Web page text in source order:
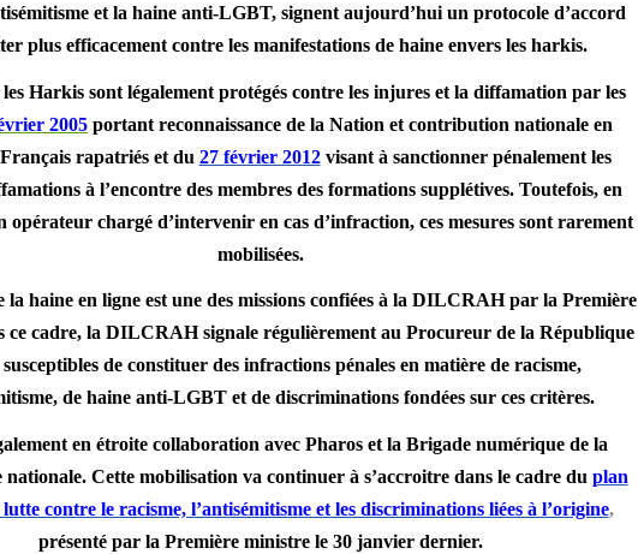
et la haine anti-LGBT, signent aujourd’hui un protocole d’accord
plus efficacement contre les manifestations de haine envers les harkis.
Harkis sont légalement protégés contre les injures et la diffamation par les
2005 portant reconnaissance de la Nation et contribution nationale en
rapatriés et du 27 février 2012 visant à sanctionner pénalement les
à l’encontre des membres des formations supplétives. Toutefois, en
opérateur chargé d’intervenir en cas d’infraction, ces mesures sont rarement
mobilisées.
haine en ligne est une des missions confiées à la DILCRAH par la Première
ce cadre, la DILCRAH signale régulièrement au Procureur de la République
susceptibles de constituer des infractions pénales en matière de racisme,
de haine anti-LGBT et de discriminations fondées sur ces critères.
en étroite collaboration avec Pharos et la Brigade numérique de la
Cette mobilisation va continuer à s’accroitre dans le cadre du plan
contre le racisme, l’antisémitisme et les discriminations liées à l’origine,
présenté par la Première ministre le 30 janvier dernier.